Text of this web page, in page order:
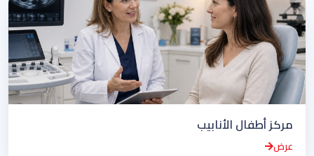
مركز أطفال الأنابيب
عرض